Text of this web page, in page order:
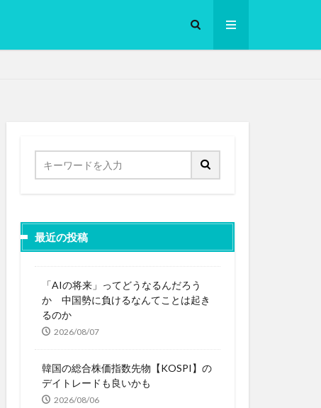
最近の投稿
「AIの将来」ってどうなるんだろう
か 中国勢に負けるなんてことは起き
るのか
2026/08/07
韓国の総合株価指数先物【KOSPI】の
デイトレードも良いかも
2026/08/06
ークッカー